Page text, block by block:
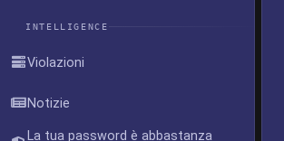
INTELLIGENCE
Violazioni
Notizie
La tua password è abbastanza